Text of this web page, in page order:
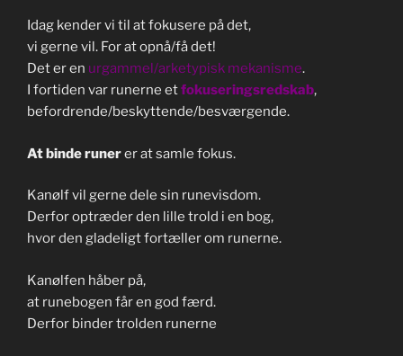
Idag kender vi til at fokusere på det,
vi gerne vil. For at opnå/få det!
Det er en urgammel/arketypisk mekanisme.
I fortiden var runerne etfokuseringsredskab,
befordrende/beskyttende/besværgende.
At binde runerer at samle fokus.
Kanølf vil gerne dele sin runevisdom.
Derfor optræder den lille trold i en bog,
hvor den gladeligt fortæller om runerne.
Kanølfen håber på,
at runebogen får en god færd.
Derfor binder trolden runerne